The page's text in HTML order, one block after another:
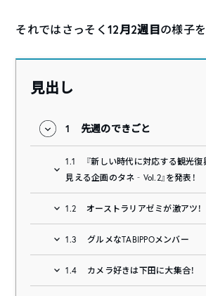
それではさっそく 12月2週目の様子
見出し
1 先週のできごと
1.1
『新しい時代に対応する観光
見える企画のタネ‐Vol.2』を発表！
1.2 オーストラリアゼミが激アツ！
1.3 グルメなTABIPPOメンバー
1.4 カメラ好きは下田に大集合！